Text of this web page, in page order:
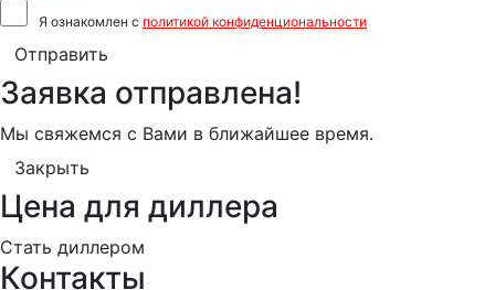
Я ознакомлен с политикой конфиденциональности
Отправить
Заявка отправлена!
Мы свяжемся с Вами в ближайшее время.
Закрыть
Цена для диллера
Стать диллером
Контакты